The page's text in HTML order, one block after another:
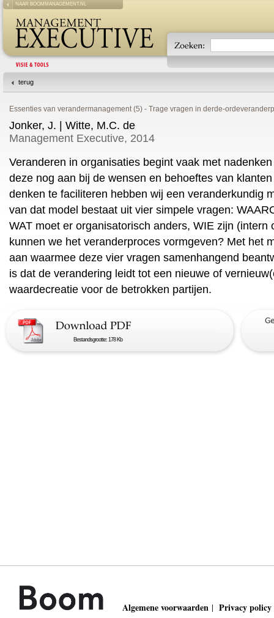
NAAR BOOMMANAGEMENT.NL
terug
Essenties van verandermanagement (5) - Trage vragen in derde-
Jonker, J. | Witte, M.C. de
Management Executive, 2014
Veranderen in organisaties begint vaak met
deze nog aan bij de wensen en behoeftes van
denken te faciliteren hebben wij een veranderkundig
van dat model bestaat uit vier simpele vragen:
WAT moet er organisatorisch anders, WIE zijn (intern
kunnen we het veranderproces vormgeven? Met het
aan waarmee deze vier vragen samenhangend
is dat de verandering leidt tot een nieuwe of
waardecreatie voor de betrokken partijen.
Bestandsgrootte: 178 Kb
Algemene voorwaarden | Privacy policy